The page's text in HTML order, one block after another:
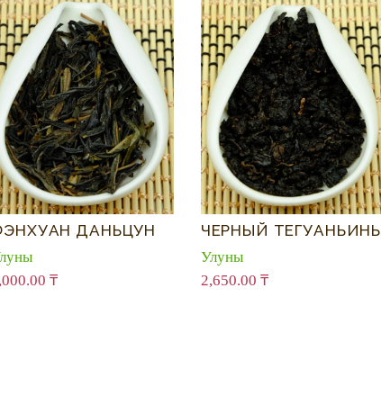
ДАНЬЦУН
₸
ЧЕРНЫЙ ТЕГУАНЬИНЬ
Улуны
2,650.00 ₸